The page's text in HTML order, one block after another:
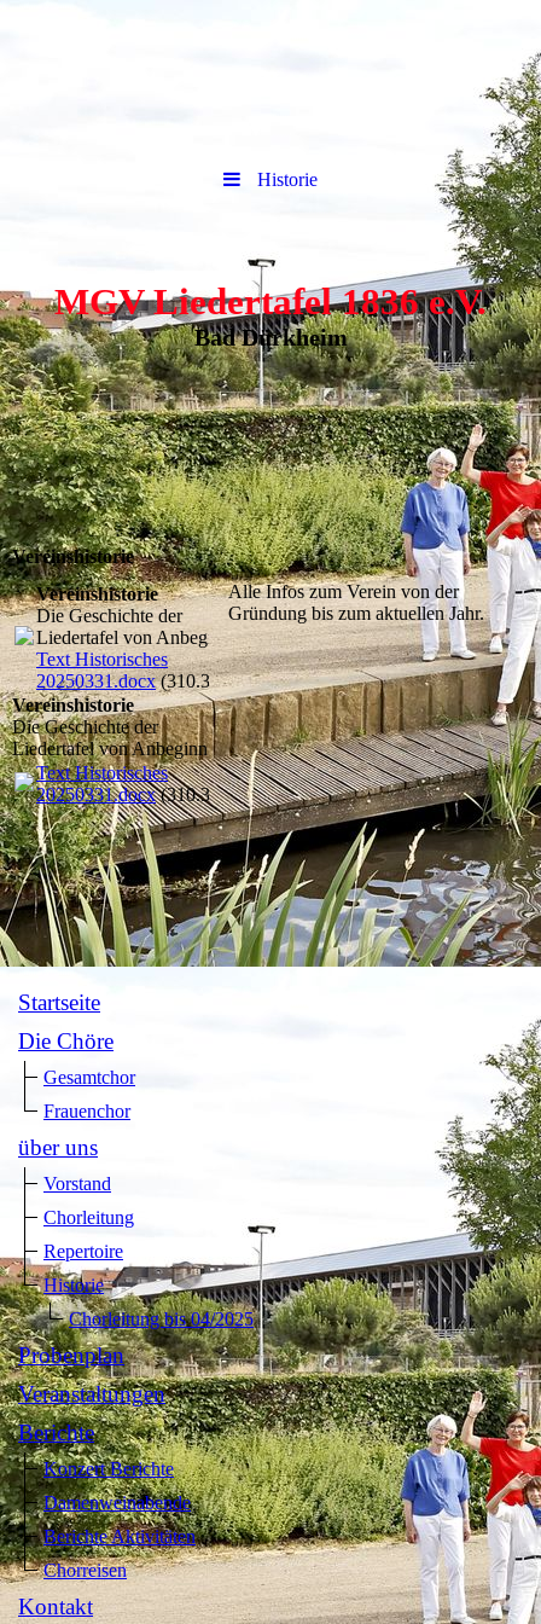
Historie
MGV Liedertafel 1836 e.V.
Bad Dürkheim
Vereinshistorie
Vereinshistorie
Die Geschichte der
Liedertafel von Anbeginn
Text Historisches
20250331.docx(310.36KB)
Vereinshistorie
Die Geschichte der
Liedertafel von Anbeginn
Text Historisches
20250331.docx(310.36KB)
Alle Infos zum Verein von der
Gründung bis zum aktuellen Jahr.
Startseite
Die Chöre
Gesamtchor
Frauenchor
über uns
Vorstand
Chorleitung
Repertoire
Historie
Chorleitung bis 04/2025
Probenplan
Veranstaltungen
Berichte
Konzert Berichte
Damenweinabende
Berichte Aktivitäten
Chorreisen
Kontakt